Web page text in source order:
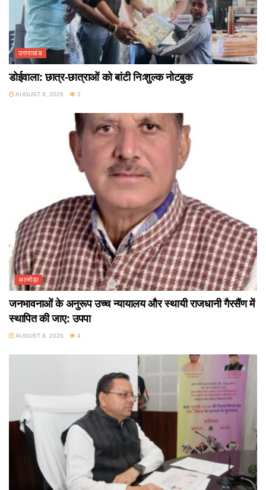
उत्तराखंड
डोईवाला: छात्र-छात्राओं को बांटी निःशुल्क नोटबुक
AUGUST 8, 2026 2
अल्मोड़ा
जनभावनाओं के अनुरूप उच्च न्यायालय और स्थायी राजधानी गैरसैंण में
स्थापित की जाए: उपपा
AUGUST 8, 2026 4